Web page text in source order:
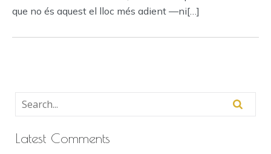
que no és aquest el lloc més adient —ni[…]
Latest Comments